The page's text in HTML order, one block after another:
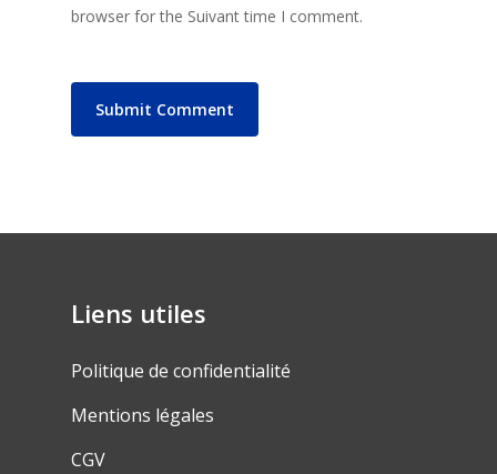
browser for the Suivant time I comment.
Liens utiles
Politique de confidentialité
Mentions légales
CGV